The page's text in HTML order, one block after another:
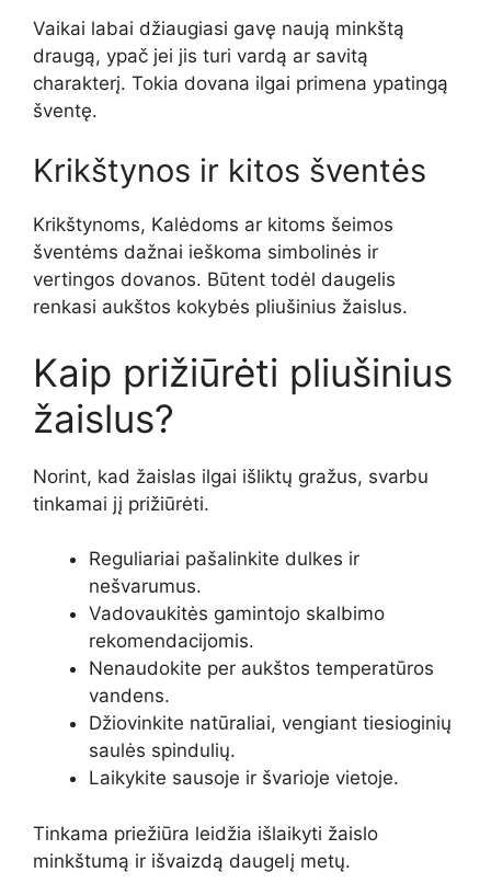
Vaikai labai džiaugiasi gavę naują minkštą
draugą, ypač jei jis turi vardą ar savitą
charakterį. Tokia dovana ilgai primena ypatingą
šventę.
Krikštynos ir kitos šventės
Krikštynoms, Kalėdoms ar kitoms šeimos
šventėms dažnai ieškoma simbolinės ir
vertingos dovanos. Būtent todėl daugelis
renkasi aukštos kokybės pliušinius žaislus.
Kaip prižiūrėti pliušinius
žaislus?
Norint, kad žaislas ilgai išliktų gražus, svarbu
tinkamai jį prižiūrėti.
Reguliariai pašalinkite dulkes ir
nešvarumus.
Vadovaukitės gamintojo skalbimo
rekomendacijomis.
Nenaudokite per aukštos temperatūros
vandens.
Džiovinkite natūraliai, vengiant tiesioginių
saulės spindulių.
Laikykite sausoje ir švarioje vietoje.
Tinkama priežiūra leidžia išlaikyti žaislo
minkštumą ir išvaizdą daugelį metų.